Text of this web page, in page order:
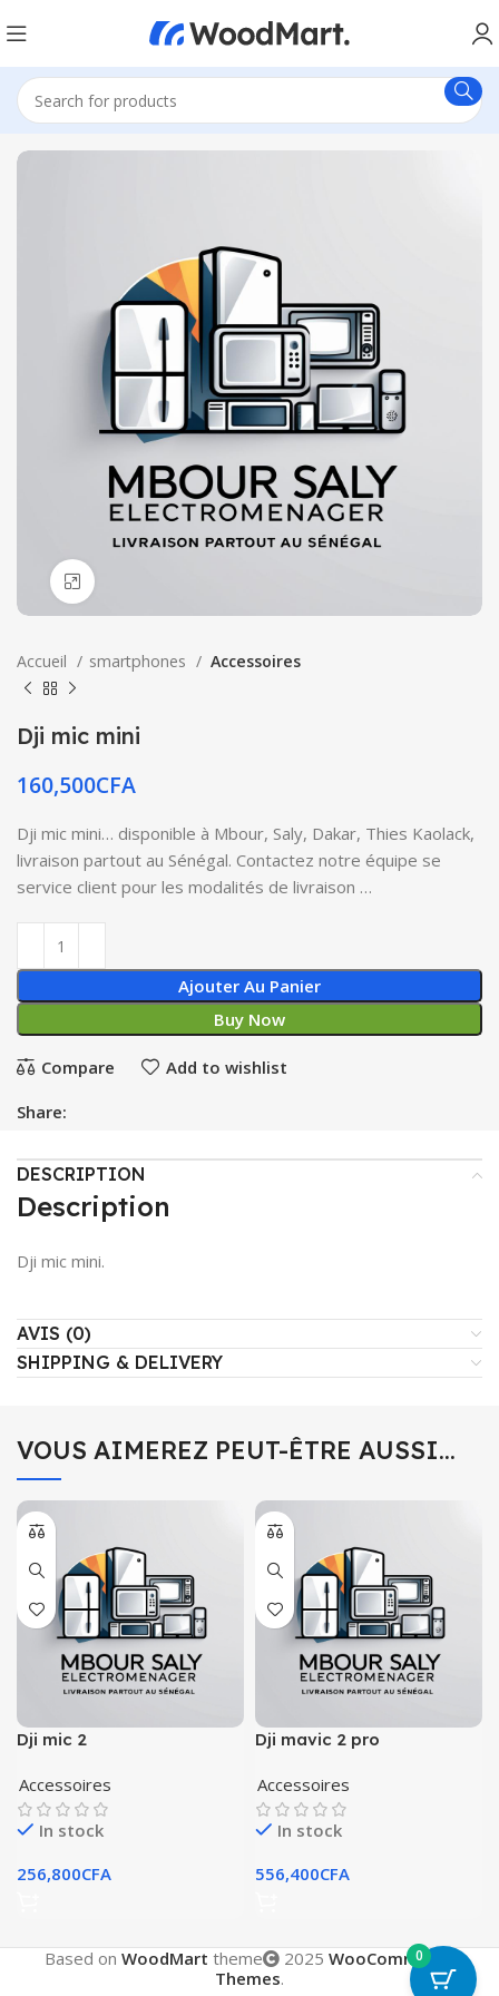
Accueil smartphones Accessoires
Dji mic mini
160,500CFA
Dji mic mini… disponible à Mbour, Saly, Dakar, Thies Kaolack,
livraison partout au Sénégal. Contactez notre équipe se
service client pour les modalités de livraison …
Ajouter Au Panier
Buy Now
Compare Add to wishlist
Share:
DESCRIPTION
Description
Dji mic mini.
AVIS (0)
SHIPPING & DELIVERY
VOUS AIMEREZ PEUT-ÊTRE AUSSI…
Dji mic 2
Accessoires
In stock
256,800CFA
Dji mavic 2 pro
Accessoires
In stock
556,400CFA
Based on WoodMart theme 2025 WooCommerce
Themes.
0